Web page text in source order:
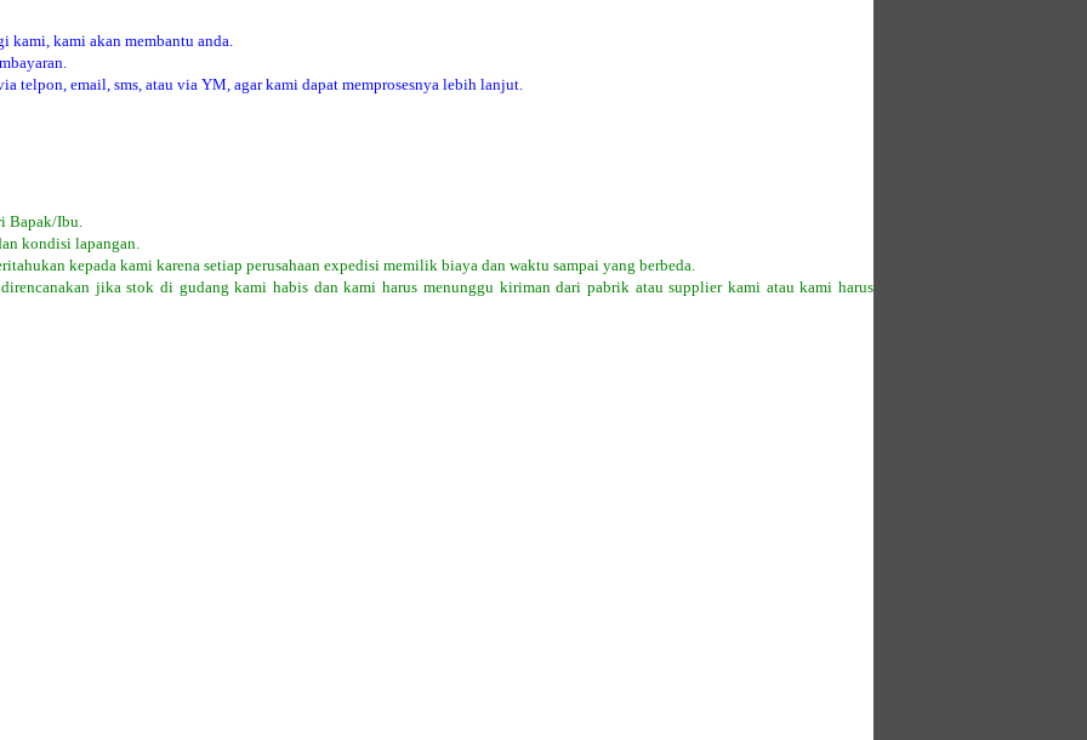
kami, kami akan membantu anda.
telpon, email, sms, atau via YM, agar kami dapat memprosesnya lebih lanjut.
Bapak/Ibu.
kondisi lapangan.
kepada kami karena setiap perusahaan expedisi memilik biaya dan waktu sampai yang berbeda.
jika stok di gudang kami habis dan kami harus menunggu kiriman dari pabrik atau supplier kami atau kami harus